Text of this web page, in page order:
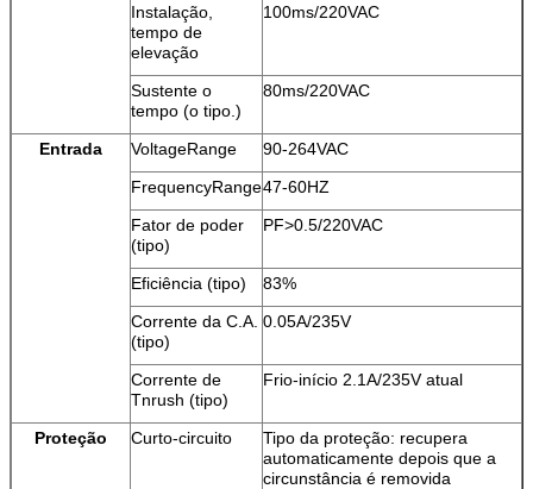
Instalação,
tempo de
elevação
100ms/220VAC
Sustente o
tempo (o tipo.)
80ms/220VAC
Entrada VoltageRange
90-264VAC
FrequencyRange47-60HZ
Fator de poder
(tipo)
PF>0.5/220VAC
Eficiência (tipo)
83%
Corrente da C.A.
(tipo)
0.05A/235V
Corrente de
Tnrush (tipo)
Frio-início 2.1A/235V atual
Proteção Curto-circuito
Tipo da proteção: recupera
automaticamente depois que a
circunstância é removida